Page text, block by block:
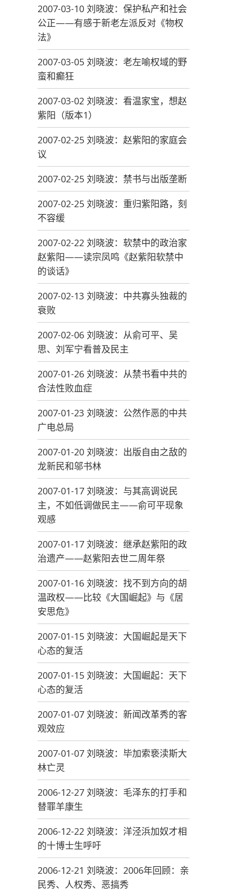
2007-03-10 刘晓波：保护私产和社会
公正——有感于新老左派反对《物权
法》
2007-03-05 刘晓波：老左喻权域的野
蛮和癫狂
2007-03-02 刘晓波：看温家宝，想赵
紫阳（版本1）
2007-02-25 刘晓波：赵紫阳的家庭会
议
2007-02-25 刘晓波：禁书与出版垄断
2007-02-25 刘晓波：重归紫阳路，刻
不容缓
2007-02-22 刘晓波：软禁中的政治家
赵紫阳——读宗凤鸣《赵紫阳软禁中
的谈话》
2007-02-13 刘晓波：中共寡头独裁的
衰败
2007-02-06 刘晓波：从俞可平、吴
思、刘军宁看普及民主
2007-01-26 刘晓波：从禁书看中共的
合法性败血症
2007-01-23 刘晓波：公然作恶的中共
广电总局
2007-01-20 刘晓波：出版自由之敌的
龙新民和邬书林
2007-01-17 刘晓波：与其高调说民
主，不如低调做民主——俞可平现象
观感
2007-01-17 刘晓波：继承赵紫阳的政
治遗产——赵紫阳去世二周年祭
2007-01-16 刘晓波：找不到方向的胡
温政权——比较《大国崛起》与《居
安思危》
2007-01-15 刘晓波：大国崛起是天下
心态的复活
2007-01-15 刘晓波：大国崛起：天下
心态的复活
2007-01-07 刘晓波：新闻改革秀的客
观效应
2007-01-07 刘晓波：毕加索亵渎斯大
林亡灵
2006-12-27 刘晓波：毛泽东的打手和
替罪羊康生
2006-12-22 刘晓波：洋泾浜加奴才相
的十博士生呼吁
2006-12-21 刘晓波：2006年回顾：亲
民秀、人权秀、恶搞秀